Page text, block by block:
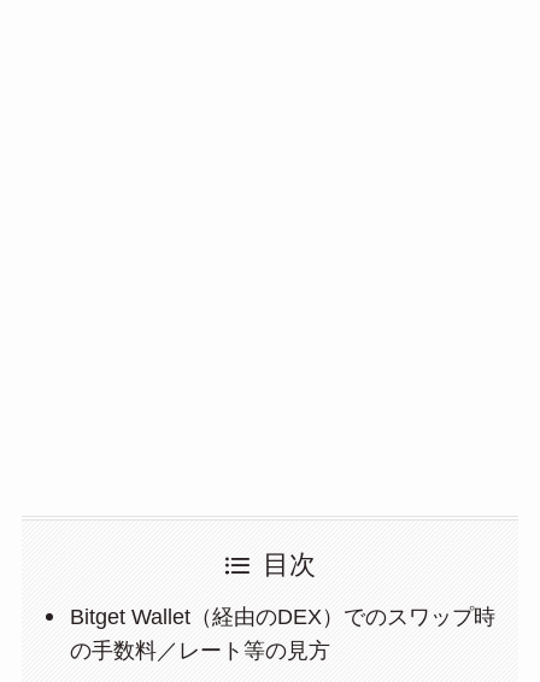
目次
Bitget Wallet（経由のDEX）でのスワップ時
の手数料／レート等の見方